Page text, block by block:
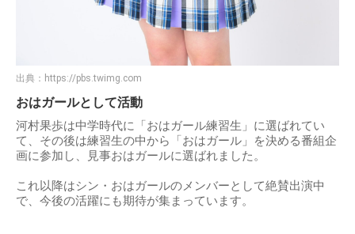
出典： https://pbs.twimg.com
おはガールとして活動
河村果歩は中学時代に「おはガール練習生」に選ばれてい
て、その後は練習生の中から「おはガール」を決める番組企
画に参加し、見事おはガールに選ばれました。
これ以降はシン・おはガールのメンバーとして絶賛出演中
で、今後の活躍にも期待が集まっています。